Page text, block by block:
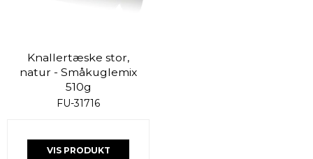
Knallertæske stor,
natur - Småkuglemix
510g
FU-31716
VIS PRODUKT